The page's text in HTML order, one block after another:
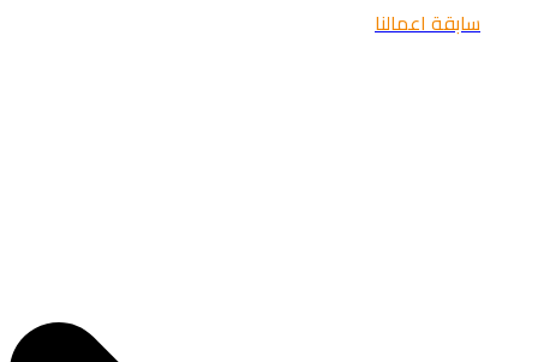
سابقة اعمالنا